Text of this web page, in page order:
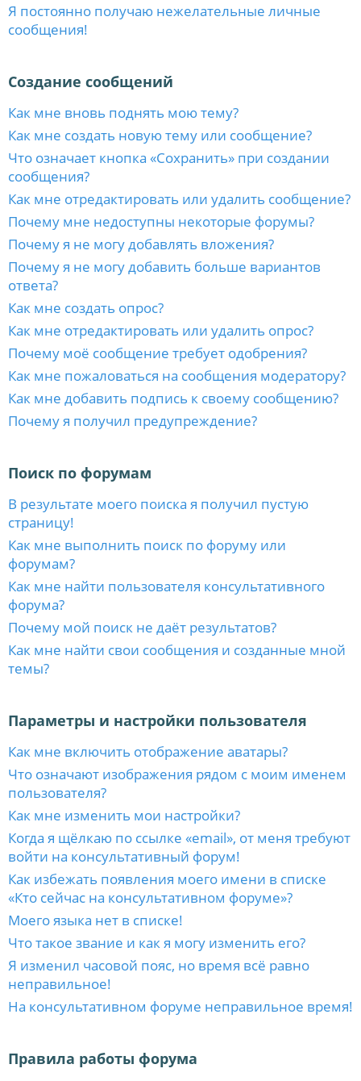
Я постоянно получаю нежелательные личные
сообщения!
Создание сообщений
Как мне вновь поднять мою тему?
Как мне создать новую тему или сообщение?
Что означает кнопка «Сохранить» при создании
сообщения?
Как мне отредактировать или удалить сообщение?
Почему мне недоступны некоторые форумы?
Почему я не могу добавлять вложения?
Почему я не могу добавить больше вариантов
ответа?
Как мне создать опрос?
Как мне отредактировать или удалить опрос?
Почему моё сообщение требует одобрения?
Как мне пожаловаться на сообщения модератору?
Как мне добавить подпись к своему сообщению?
Почему я получил предупреждение?
Поиск по форумам
В результате моего поиска я получил пустую
страницу!
Как мне выполнить поиск по форуму или
форумам?
Как мне найти пользователя консультативного
форума?
Почему мой поиск не даёт результатов?
Как мне найти свои сообщения и созданные мной
темы?
Параметры и настройки пользователя
Как мне включить отображение аватары?
Что означают изображения рядом с моим именем
пользователя?
Как мне изменить мои настройки?
Когда я щёлкаю по ссылке «email», от меня требуют
войти на консультативный форум!
Как избежать появления моего имени в списке
«Кто сейчас на консультативном форуме»?
Моего языка нет в списке!
Что такое звание и как я могу изменить его?
Я изменил часовой пояс, но время всё равно
неправильное!
На консультативном форуме неправильное время!
Правила работы форума